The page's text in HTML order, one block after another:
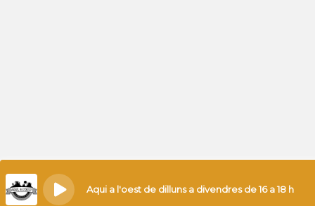
Aqui a l'oest de dilluns a divendres de 16 a 18 h